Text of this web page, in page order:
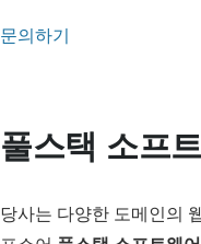
문의하기
풀스택 소프
당사는 다양한 도메인의